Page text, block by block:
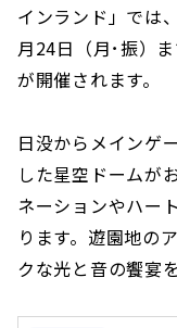
インランド」では
月24日（月･振）
が開催されます。
日没からメインゲ
した星空ドームが
ネーションやハー
ります。遊園地の
クな光と音の饗宴